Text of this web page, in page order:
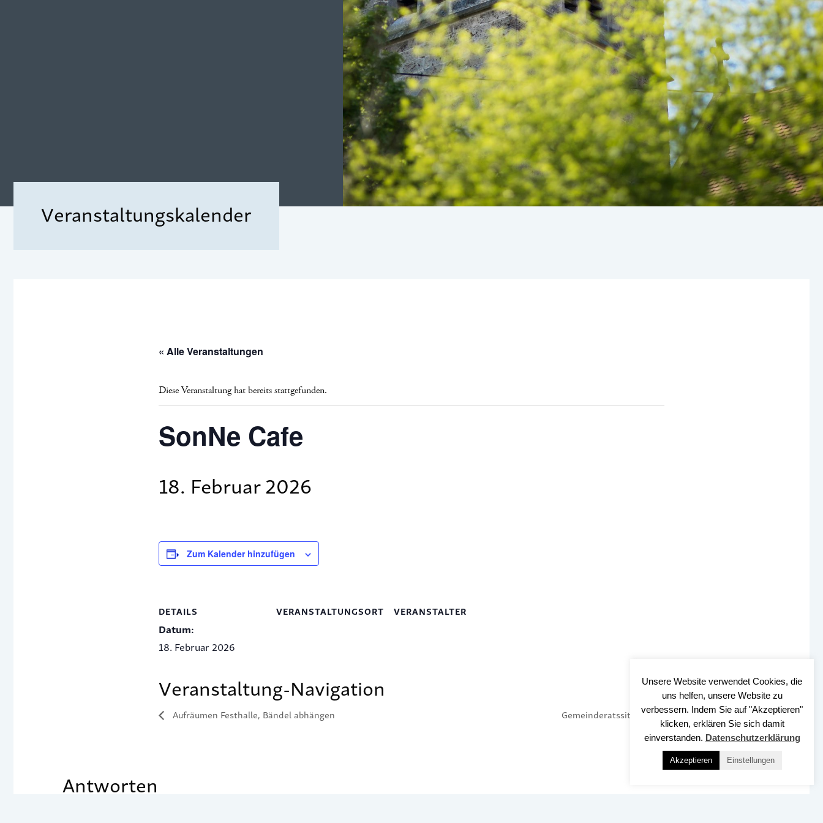
Veranstaltungskalender
« Alle Veranstaltungen
Diese Veranstaltung hat bereits stattgefunden.
SonNe Cafe
18. Februar 2026
Zum Kalender hinzufügen
DETAILS
Datum:
18. Februar 2026
VERANSTALTUNGSORT VERANSTALTER
Veranstaltung-Navigation
Aufräumen Festhalle, Bändel abhängen Gemeinderatssitzung
Antworten
Unsere Website verwendet Cookies, die
uns helfen, unsere Website zu
verbessern. Indem Sie auf "Akzeptieren"
klicken, erklären Sie sich damit
einverstanden. Datenschutzerklärung
Akzeptieren Einstellungen